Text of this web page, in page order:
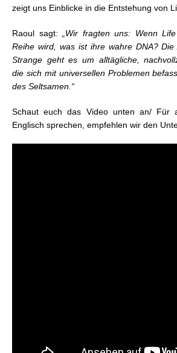
zeigt uns Einblicke in die Entstehung von
Raoul sagt: „Wir fragten uns: Wenn
Reihe wird, was ist ihre wahre DNA?
Strange geht es um alltägliche,
die sich mit universellen Problemen
des Seltsamen.“
Schaut euch das Video unten an/ Für
Englisch sprechen, empfehlen wir den